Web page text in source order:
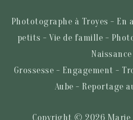
Phototographe à Troyes - En
petits - Vie de famille -
Grossesse - Engagement -
Aube - Reportage
Copyright © 2026 Marie